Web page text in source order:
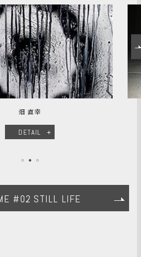
畑 直幸
DETAIL
#02 STILL LIFE